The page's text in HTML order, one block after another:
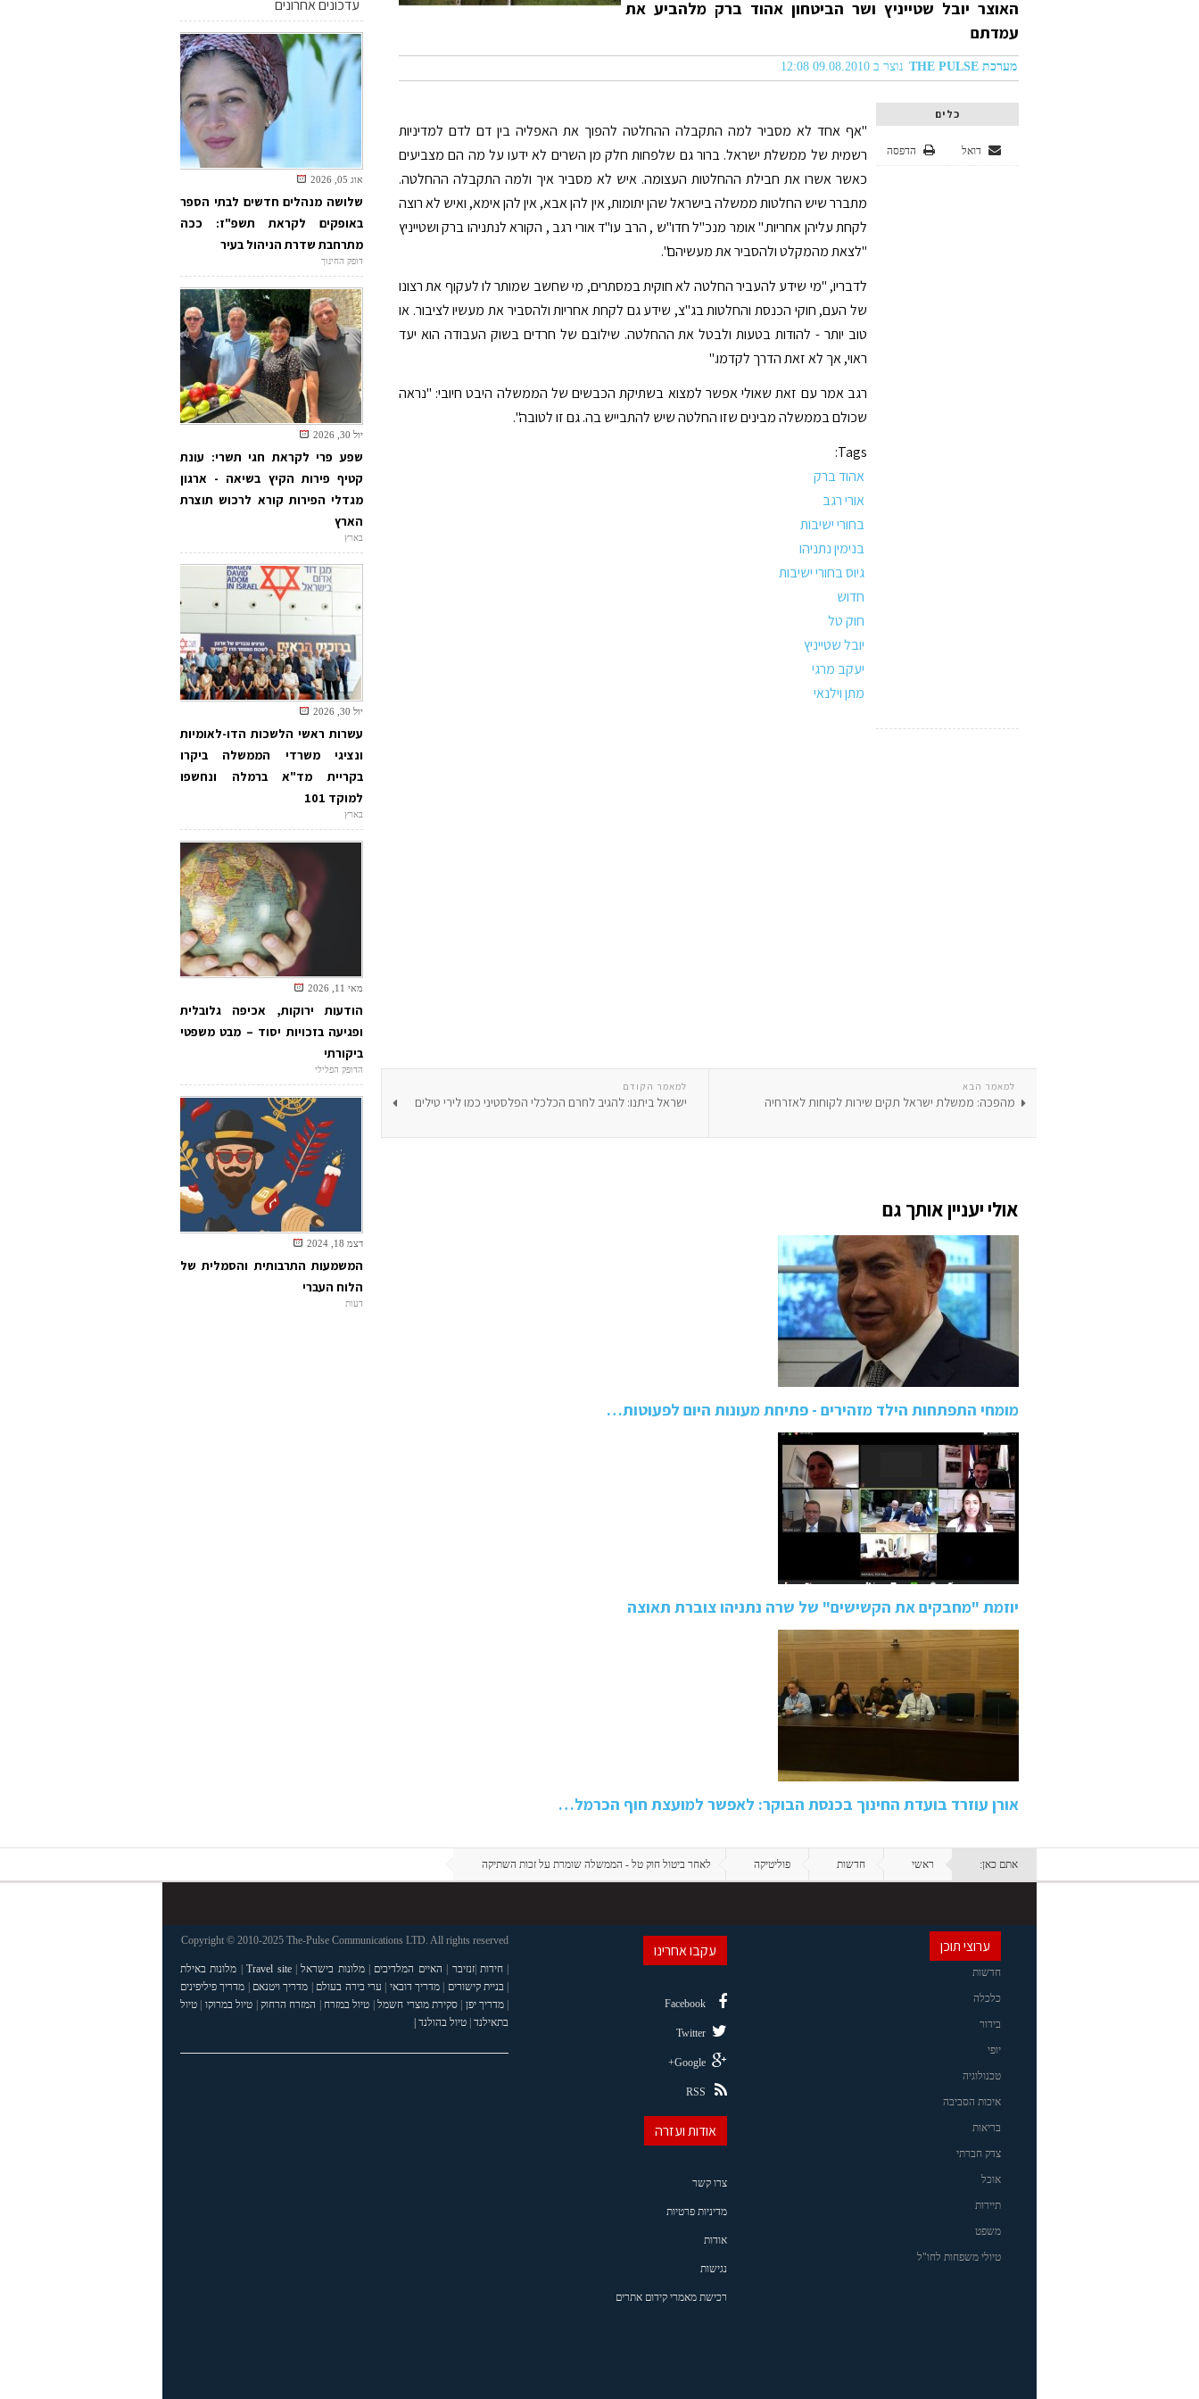
האוצר יובל שטייניץ ושר הביטחון אהוד ברק מלהביע את
עמדתם
מערכת THE PULSE נוצר ב 09.08.2010 12:08
כלים
הדפסה דואל
"אף אחד לא מסביר למה התקבלה ההחלטה להפוך את האפליה בין דם לדם למדיניות
רשמית של ממשלת ישראל. ברור גם שלפחות חלק מן השרים לא ידעו על מה הם מצביעים
כאשר אשרו את חבילת ההחלטות העצומה. איש לא מסביר איך ולמה התקבלה ההחלטה.
מתברר שיש החלטות ממשלה בישראל שהן יתומות, אין להן אבא, אין להן אימא, ואיש לא רוצה
לקחת עליהן אחריות." אומר מנכ"ל חדו"ש , הרב עו"ד אורי רגב , הקורא לנתניהו ברק ושטייניץ
"לצאת מהמקלט ולהסביר את מעשיהם".
לדבריו, "מי שידע להעביר החלטה לא חוקית במסתרים, מי שחשב שמותר לו לעקוף את רצונו
של העם, חוקי הכנסת והחלטות בג"צ, שידע גם לקחת אחריות ולהסביר את מעשיו לציבור. או
טוב יותר - להודות בטעות ולבטל את ההחלטה. שילובם של חרדים בשוק העבודה הוא יעד
ראוי, אך לא זאת הדרך לקדמו."
רגב אמר עם זאת שאולי אפשר למצוא בשתיקת הכבשים של הממשלה היבט חיובי: "נראה
שכולם בממשלה מבינים שזו החלטה שיש להתבייש בה. גם זו לטובה".
Tags:
אהוד ברק
אורי רגב
בחורי ישיבות
בנימין נתניהו
גיוס בחורי ישיבות
חדוש
חוק טל
יובל שטייניץ
יעקב מרגי
מתן וילנאי
למאמר הקודם
ישראל ביתנו: להגיב לחרם הכלכלי הפלסטיני כמו לירי טילים
למאמר הבא
מהפכה: ממשלת ישראל תקים שירות לקוחות לאזרחיה
אולי יעניין אותך גם
מומחי התפתחות הילד מזהירים - פתיחת מעונות היום לפעוטות…
יוזמת "מחבקים את הקשישים" של שרה נתניהו צוברת תאוצה
אורן עוזרד בועדת החינוך בכנסת הבוקר: לאפשר למועצת חוף הכרמל…
עדכונים אחרונים
אוג 05, 2026
שלושה מנהלים חדשים לבתי הספר
באופקים לקראת תשפ"ז: ככה
מתרחבת שדרת הניהול בעיר
דופק החינוך
יול 30, 2026
שפע פרי לקראת חגי תשרי: עונת
קטיף פירות הקיץ בשיאה - ארגון
מגדלי הפירות קורא לרכוש תוצרת
הארץ
בארץ
יול 30, 2026
עשרות ראשי הלשכות הדו-לאומיות
ונציגי משרדי הממשלה ביקרו
בקריית מד"א ברמלה ונחשפו
למוקד 101
בארץ
מאי 11, 2026
הודעות ירוקות, אכיפה גלובלית
ופגיעה בזכויות יסוד – מבט משפטי
ביקורתי
הדופק הפלילי
דצמ 18, 2024
המשמעות התרבותית והסמלית של
הלוח העברי
דעות
אתם כאן: ראשי חדשות פוליטיקה לאחר ביטול חוק טל - הממשלה שומרת על זכות השתיקה
ערוצי תוכן
חדשות
כלכלה
בידור
יופי
טכנולוגיה
איכות הסביבה
בריאות
צדק חברתי
אוכל
תיירות
משפט
טיולי משפחות לחו"ל
עקבו אחרינו
Facebook
Twitter
Google+
RSS
אודות ועזרה
צרו קשר
מדיניות פרטיות
אודות
נגישות
רכישת מאמרי קידום אתרים
Copyright © 2010-2025 The-Pulse Communications LTD. All rights reserved
| חידות |זנזיבר | האיים המלדיבים |מלונות בישראל|
Travel site
| מלונות באילת
| בניית קישורים |מדריך דובאי | ערי בירה בעולם | מדריך ויטנאם | מדריך פיליפינים
| מדריך יפן |סקירת מוצרי חשמל| טיול במזרח | המזרח הרחוק | טיול במרוקו | טיול
בתאילנד| טיול בהולנד |